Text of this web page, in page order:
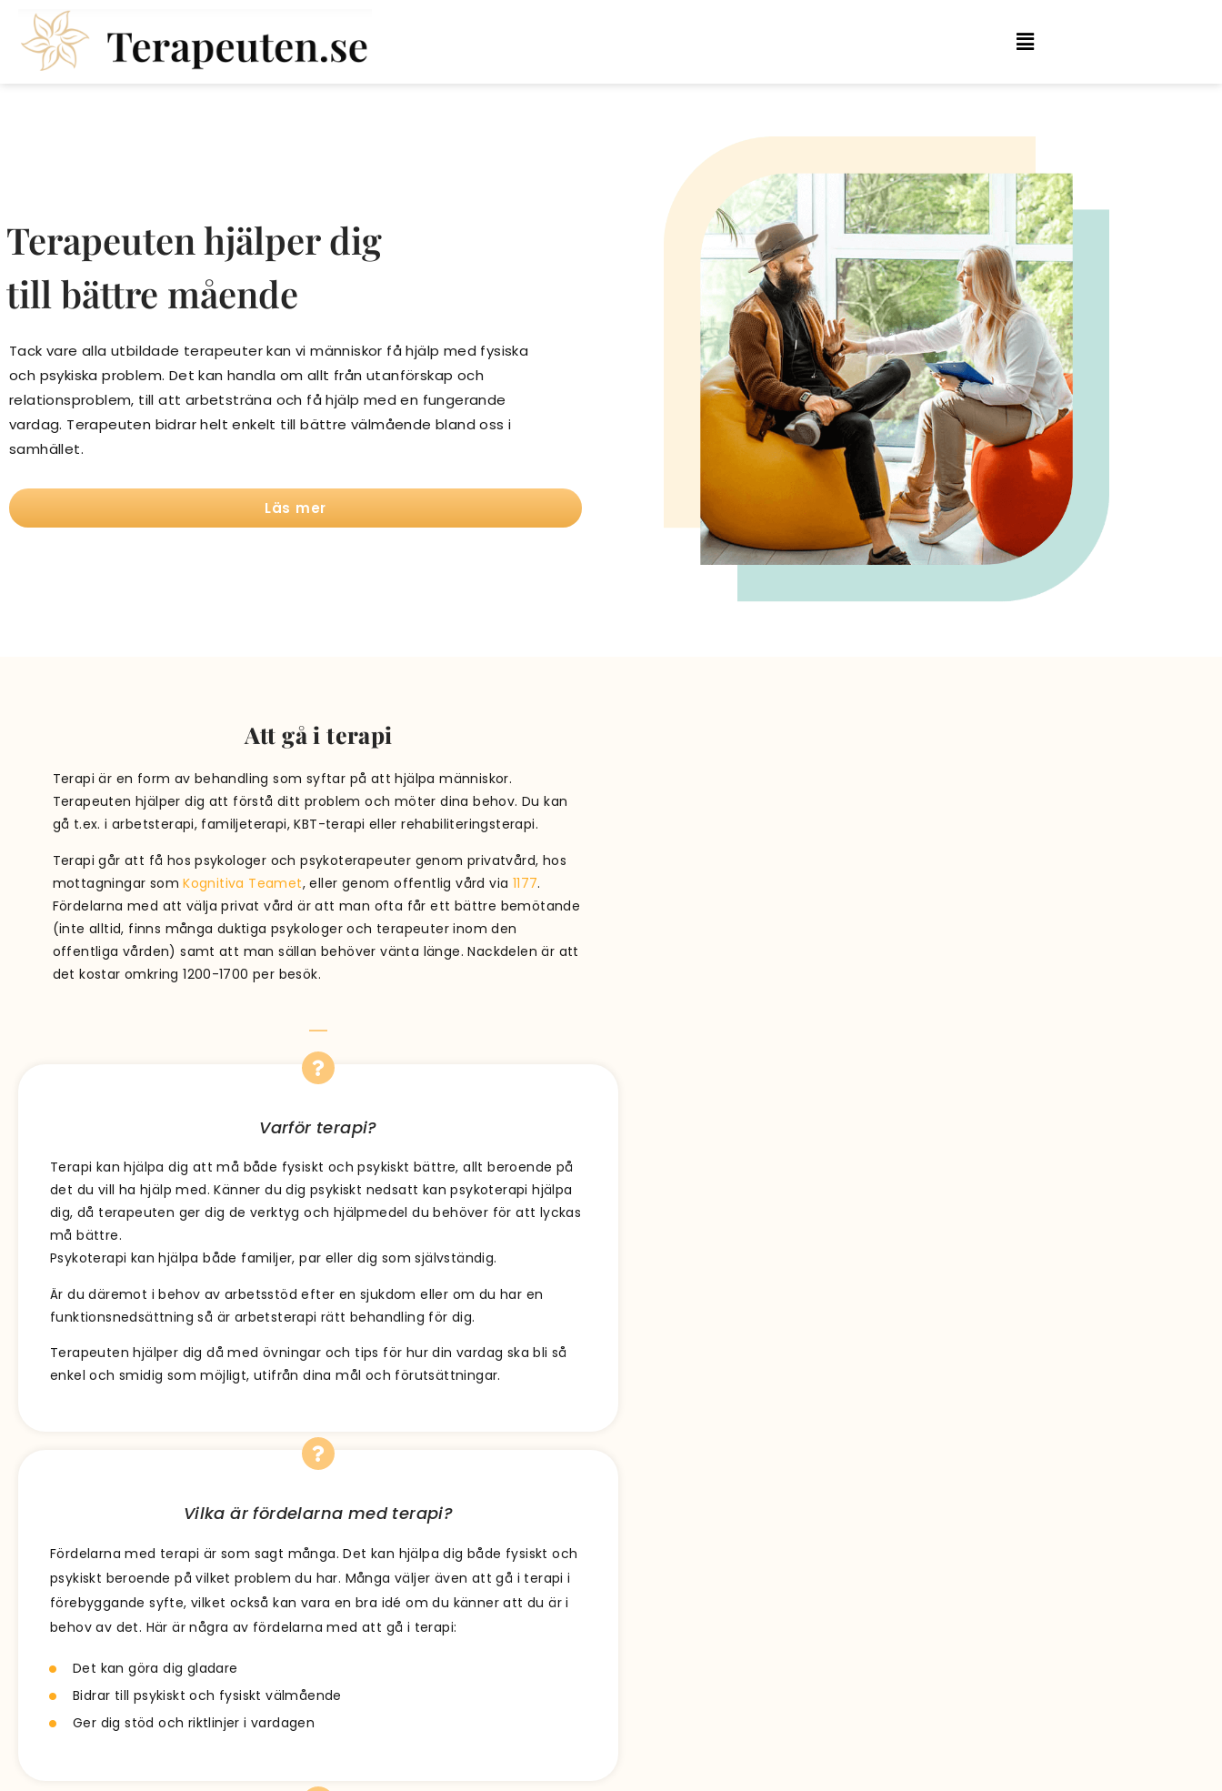
Terapeuten hjälper dig
till bättre mående
Tack vare alla utbildade terapeuter kan vi människor få hjälp med fysiska
och psykiska problem. Det kan handla om allt från utanförskap och
relationsproblem, till att arbetsträna och få hjälp med en fungerande
vardag. Terapeuten bidrar helt enkelt till bättre välmående bland oss i
samhället.
Läs mer
Att gå i terapi
Terapi är en form av behandling som syftar på att hjälpa människor.
Terapeuten hjälper dig att förstå ditt problem och möter dina behov. Du kan
gå t.ex. i arbetsterapi, familjeterapi, KBT-terapi eller rehabiliteringsterapi.
Terapi går att få hos psykologer och psykoterapeuter genom privatvård, hos
mottagningar somKognitiva Teamet, eller genom offentlig vård via 1177.
Fördelarna med att välja privat vård är att man ofta får ett bättre bemötande
(inte alltid, finns många duktiga psykologer och terapeuter inom den
offentliga vården) samt att man sällan behöver vänta länge. Nackdelen är att
det kostar omkring 1200-1700 per besök.
Varför terapi?
Terapi kan hjälpa dig att må både fysiskt och psykiskt bättre, allt beroende på
det du vill ha hjälp med. Känner du dig psykiskt nedsatt kan psykoterapi hjälpa
dig, då terapeuten ger dig de verktyg och hjälpmedel du behöver för att lyckas
må bättre.
Psykoterapi kan hjälpa både familjer, par eller dig som självständig.
Är du däremot i behov av arbetsstöd efter en sjukdom eller om du har en
funktionsnedsättning så är arbetsterapi rätt behandling för dig.
Terapeuten hjälper dig då med övningar och tips för hur din vardag ska bli så
enkel och smidig som möjligt, utifrån dina mål och förutsättningar.
Vilka är fördelarna med terapi?
Fördelarna med terapi är som sagt många. Det kan hjälpa dig både fysiskt och
psykiskt beroende på vilket problem du har. Många väljer även att gå i terapi i
förebyggande syfte, vilket också kan vara en bra idé om du känner att du är i
behov av det. Här är några av fördelarna med att gå i terapi:
Det kan göra dig gladare
Bidrar till psykiskt och fysiskt välmående
Ger dig stöd och riktlinjer i vardagen